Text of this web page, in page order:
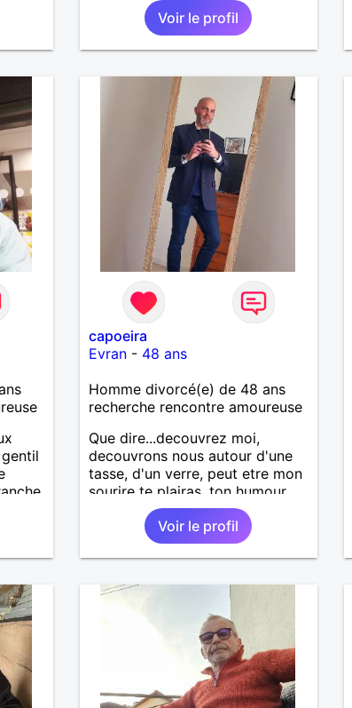
le
Voir le profil
et
a
capoeira
Evran- 48 ans
Homme divorcé(e) de 48 ans
recherche rencontre amoureuse
Que dire...decouvrez moi,
decouvrons nous autour d'une
tasse, d'un verre, peut etre mon
sourire te plairas, ton humour
me fera pouffer.. en tout cas on
a tout a gagner.Voir le profil